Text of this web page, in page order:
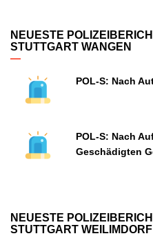
NEUESTE
STUTTGART WANGEN
POL-S: Nach
POL-S: Nach
Geschädigten
NEUESTE
STUTTGART WEILIMDORF